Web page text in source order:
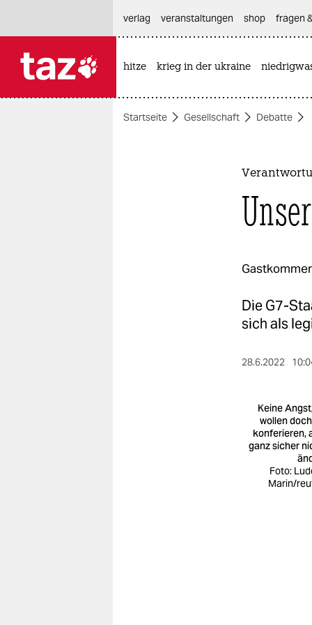
themen
verlag
veranstaltungen shop fragen
hitze krieg in der ukraine
Startseite Gesellschaft Debatte
Die G7-
sich als
28.6.2022
Keine
wollen
konferieren,
ganz sicher
Foto:
Marin/